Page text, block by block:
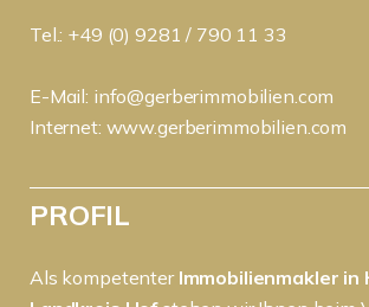
Tel.: +49 (0) 9281 / 790 11 33
E-Mail: info@gerberimmobilien.com
Internet: www.gerberimmobilien.com
PROFIL
Als kompetenter Immobilienmakler in